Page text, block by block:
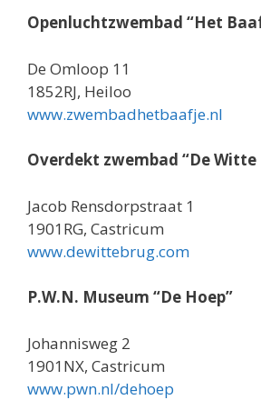
Openluchtzwembad “Het
De Omloop 11
1852RJ, Heiloo
www.zwembadhetbaafje.nl
Overdekt zwembad “De Witte
Jacob Rensdorpstraat 1
1901RG, Castricum
www.dewittebrug.com
P.W.N. Museum “De Hoep”
Johannisweg 2
1901NX, Castricum
www.pwn.nl/dehoep